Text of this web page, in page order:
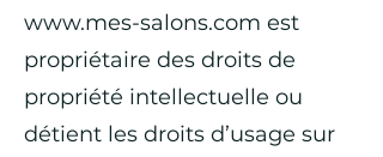
www.mes-salons.com est
propriétaire des droits de
propriété intellectuelle ou
détient les droits d’usage sur